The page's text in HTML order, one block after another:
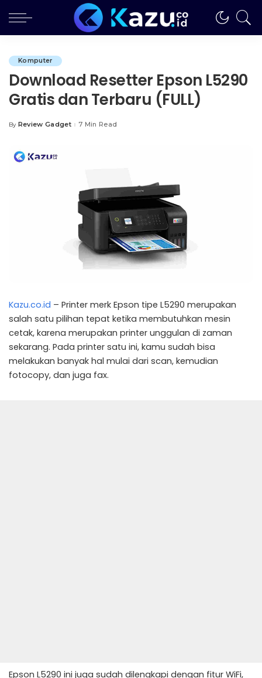
Komputer
Download Resetter Epson L5290
Gratis dan Terbaru (FULL)
Posted
By Review Gadget 7 Min Read
Kazu.co.id – Printer merk Epson tipe L5290 merupakan
salah satu pilihan tepat ketika membutuhkan mesin
cetak, karena merupakan printer unggulan di zaman
sekarang. Pada printer satu ini, kamu sudah bisa
melakukan banyak hal mulai dari scan, kemudian
fotocopy, dan juga fax.
Epson L5290 ini juga sudah dilengkapi dengan fitur WiFi,